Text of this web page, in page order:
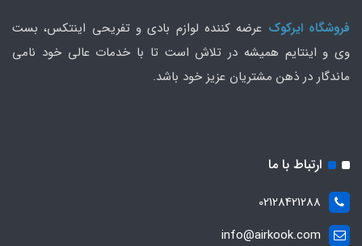
فروشگاه ایرکوک عرضه کننده لوازم بادی و تفریحی اینتکس، بست
وی و اینتایم همیشه در تلاش است تا با خدمات عالی خود نامی
ماندگار در ذهن مشتریان عزیز خود باشد.
ارتباط با ما
02128421288
info@airkook.com